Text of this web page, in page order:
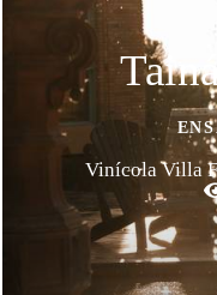
Vinícola Villa